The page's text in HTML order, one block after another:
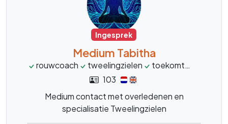
Ingesprek
Medium Tabitha
rouwcoach tweelingzielen toekomt
103
Medium contact met overledenen en
specialisatie Tweelingzielen